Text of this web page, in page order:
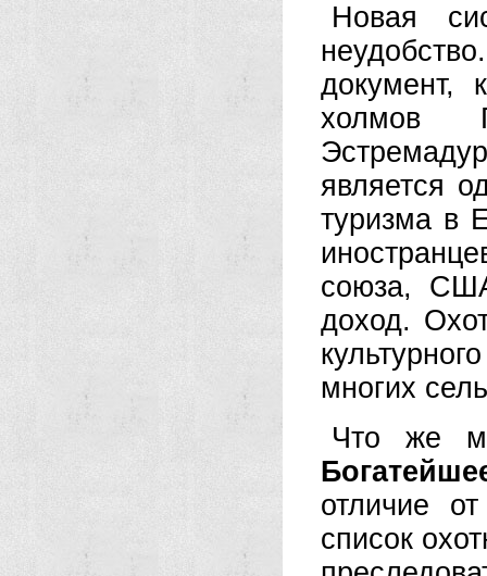
Новая
документ,
холмов
является
туризма в
союза,
доход.
многих
Что же
отличие
список